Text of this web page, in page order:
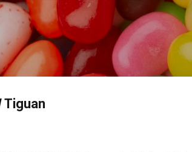
跳到主要內容
Tiguan